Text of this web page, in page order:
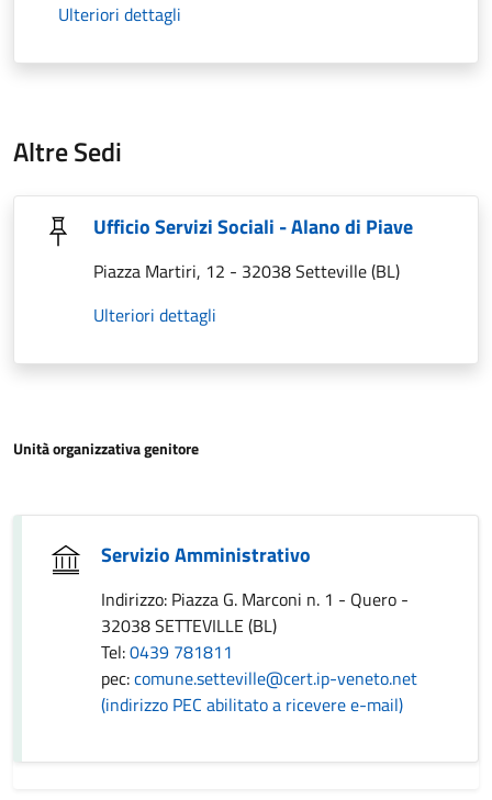
Ulteriori dettagli
Altre Sedi
Ufficio Servizi Sociali - Alano di Piave
Piazza Martiri, 12 - 32038 Setteville (BL)
Ulteriori dettagli
Unità organizzativa genitore
Servizio Amministrativo
Indirizzo: Piazza G. Marconi n. 1 - Quero -
32038 SETTEVILLE (BL)
Tel:0439 781811
pec:comune.setteville@cert.ip-veneto.net
(indirizzo PEC abilitato a ricevere e-mail)